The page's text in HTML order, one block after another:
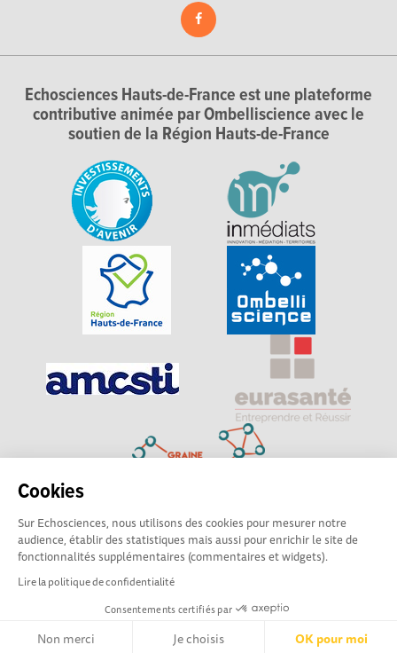
Cookies
Sur Echosciences, nous utilisons des cookies pour mesurer notre
audience, établir des statistiques mais aussi pour enrichir le site de
fonctionnalités supplémentaires (commentaires et widgets).
Lire la politique de confidentialité
Consentements certifiés par
Non merci Je choisis OK pour moi
Echosciences Hauts-de-France est une plateforme
contributive animée par Ombelliscience avec le
soutien de la Région Hauts-de-France
Explorer, s’exprimer, rentrer en contact : Echosciences
Hauts-de-France est le réseau social des amateurs de
sciences et de technologies du territoire
Mentions légales|Politique de confidentialité
Ligne éditoriale